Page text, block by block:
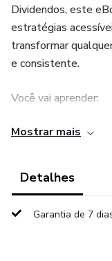
Dividendos, este
estratégias
transformar
e consistente.
Você vai aprender:
- ✅ O que são
Mostrar mais
Detalhes
Garantia de 7